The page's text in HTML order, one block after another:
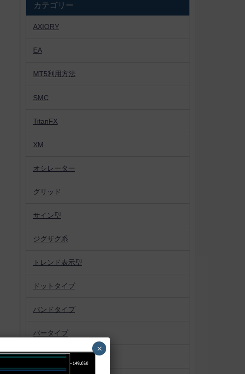
カテゴリー
AXIORY
EA
MT5利用方法
SMC
TitanFX
XM
オシレーター
グリッド
サイン型
ジグザグ系
トレンド表示型
ドットタイプ
バンドタイプ
バータイプ
パターン認識
×